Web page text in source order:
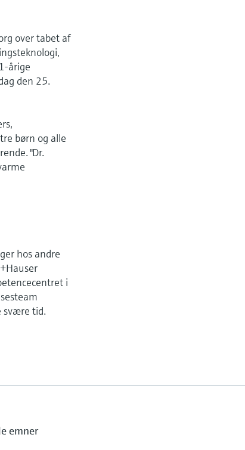
over tabet af
årige
den 25.
børn og alle
"Dr.
hos andre
i
svære tid.
emner